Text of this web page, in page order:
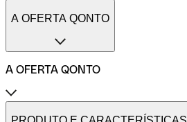
A OFERTA QONTO
A OFERTA QONTO
Tarifas